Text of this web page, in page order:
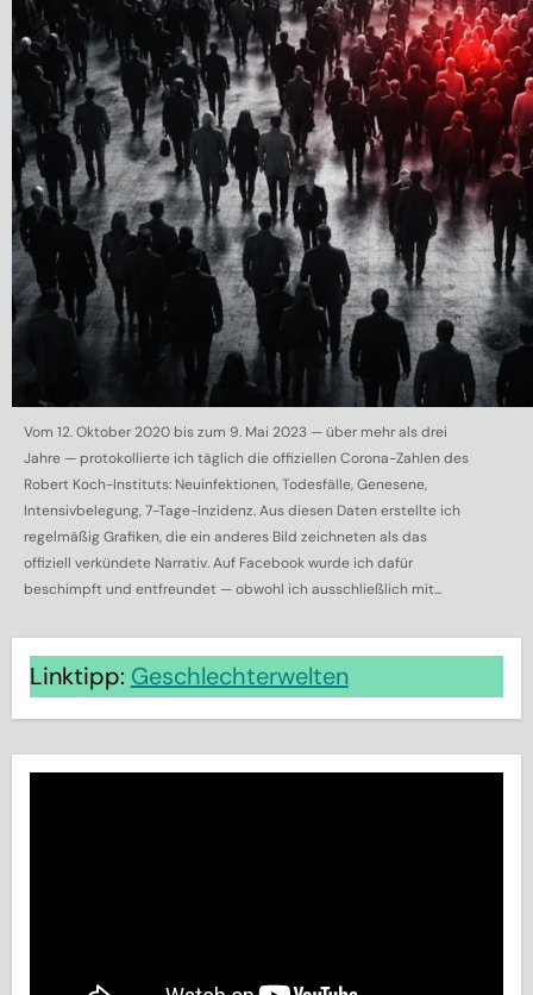
Vom 12. Oktober 2020 bis zum 9. Mai 2023 — über mehr als drei
Jahre — protokollierte ich täglich die offiziellen Corona-Zahlen des
Robert Koch-Instituts: Neuinfektionen, Todesfälle, Genesene,
Intensivbelegung, 7-Tage-Inzidenz. Aus diesen Daten erstellte ich
regelmäßig Grafiken, die ein anderes Bild zeichneten als das
offiziell verkündete Narrativ. Auf Facebook wurde ich dafür
beschimpft und entfreundet — obwohl ich ausschließlich mit...
Linktipp: Geschlechterwelten